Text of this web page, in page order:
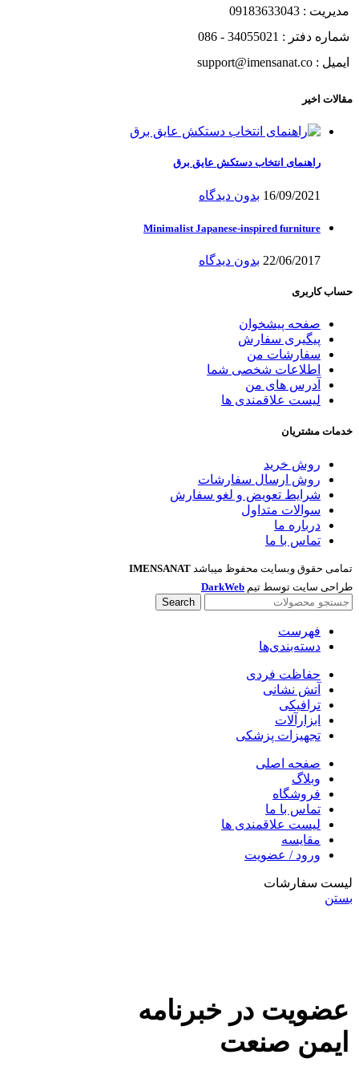
مدیریت : 09183633043
شماره دفتر : 34055021 - 086
ایمیل : support@imensanat.co
مقالات اخیر
راهنمای انتخاب دستکش عایق برق
16/09/2021 بدون دیدگاه
Minimalist Japanese-inspired furniture
22/06/2017 بدون دیدگاه
حساب کاربری
صفحه پیشخوان
پیگیری سفارش
سفارشات من
اطلاعات شخصی شما
آدرس های من
لیست علاقمندی ها
خدمات مشتریان
روش خرید
روش ارسال سفارشات
شرایط تعویض و لغو سفارش
سوالات متداول
درباره ما
تماس با ما
تمامی حقوق وبسایت محفوظ میباشد IMENSANAT
طراحی سایت توسط تیم DarkWeb
Search
فهرست
دسته‌بندی‌ها
حفاظت فردی
آتش نشانی
ترافیکی
ابزارآلات
تجهیزات پزشکی
صفحه اصلی
وبلاگ
فروشگاه
تماس با ما
لیست علاقمندی ها
مقایسه
ورود / عضویت
لیست سفارشات
بستن
عضویت در خبرنامه
ایمن صنعت